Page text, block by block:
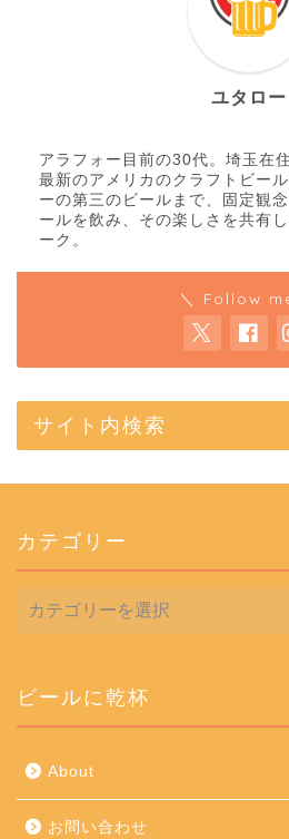
ユタロー
アラフォー目前の30代。埼玉在
最新のアメリカのクラフトビー
ーの第三のビールまで、固定観
ールを飲み、その楽しさを共有
ーク。
＼ Follow
サイト内検索
カテゴリー
テ
ー
ビールに乾杯
About
お問い合わせ